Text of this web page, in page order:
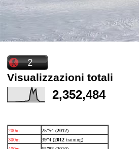
Visualizzazioni totali
2,352,484
200m 25”54 (2012)
300m
39”4 (2012 training)